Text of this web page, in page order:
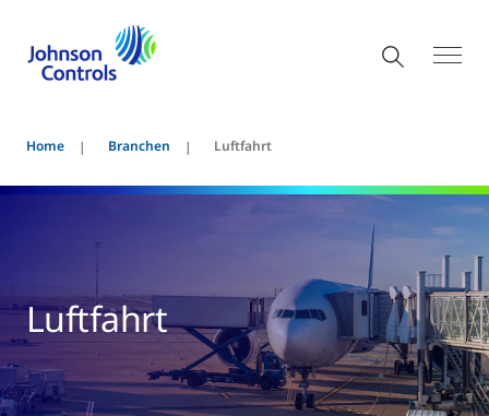
Home Branchen Luftfahrt
Luftfahrt